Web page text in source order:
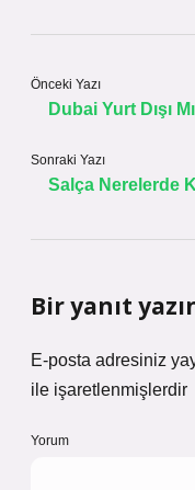
Önceki Yazı
Dubai Yurt Dışı Mı
Sonraki Yazı
Salça Nerelerde
Bir yanıt
E-posta adresiniz
ile işaretlenmişlerdir
Yorum